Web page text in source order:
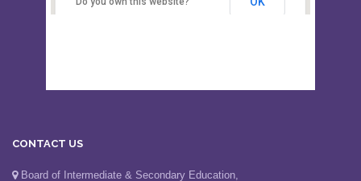
Do you own this website? OK
CONTACT US